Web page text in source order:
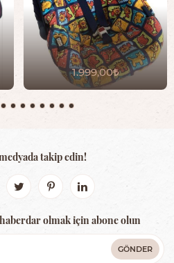
84769
1.999,00
takip edin!
olmak için abone olun
GÖNDER